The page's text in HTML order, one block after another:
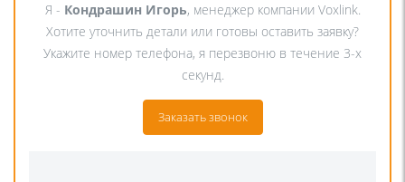
Я - Кондрашин Игорь, менеджер компании Voxlink.
Хотите уточнить детали или готовы оставить заявку?
Укажите номер телефона, я перезвоню в течение 3-х
секунд.
Заказать звонок